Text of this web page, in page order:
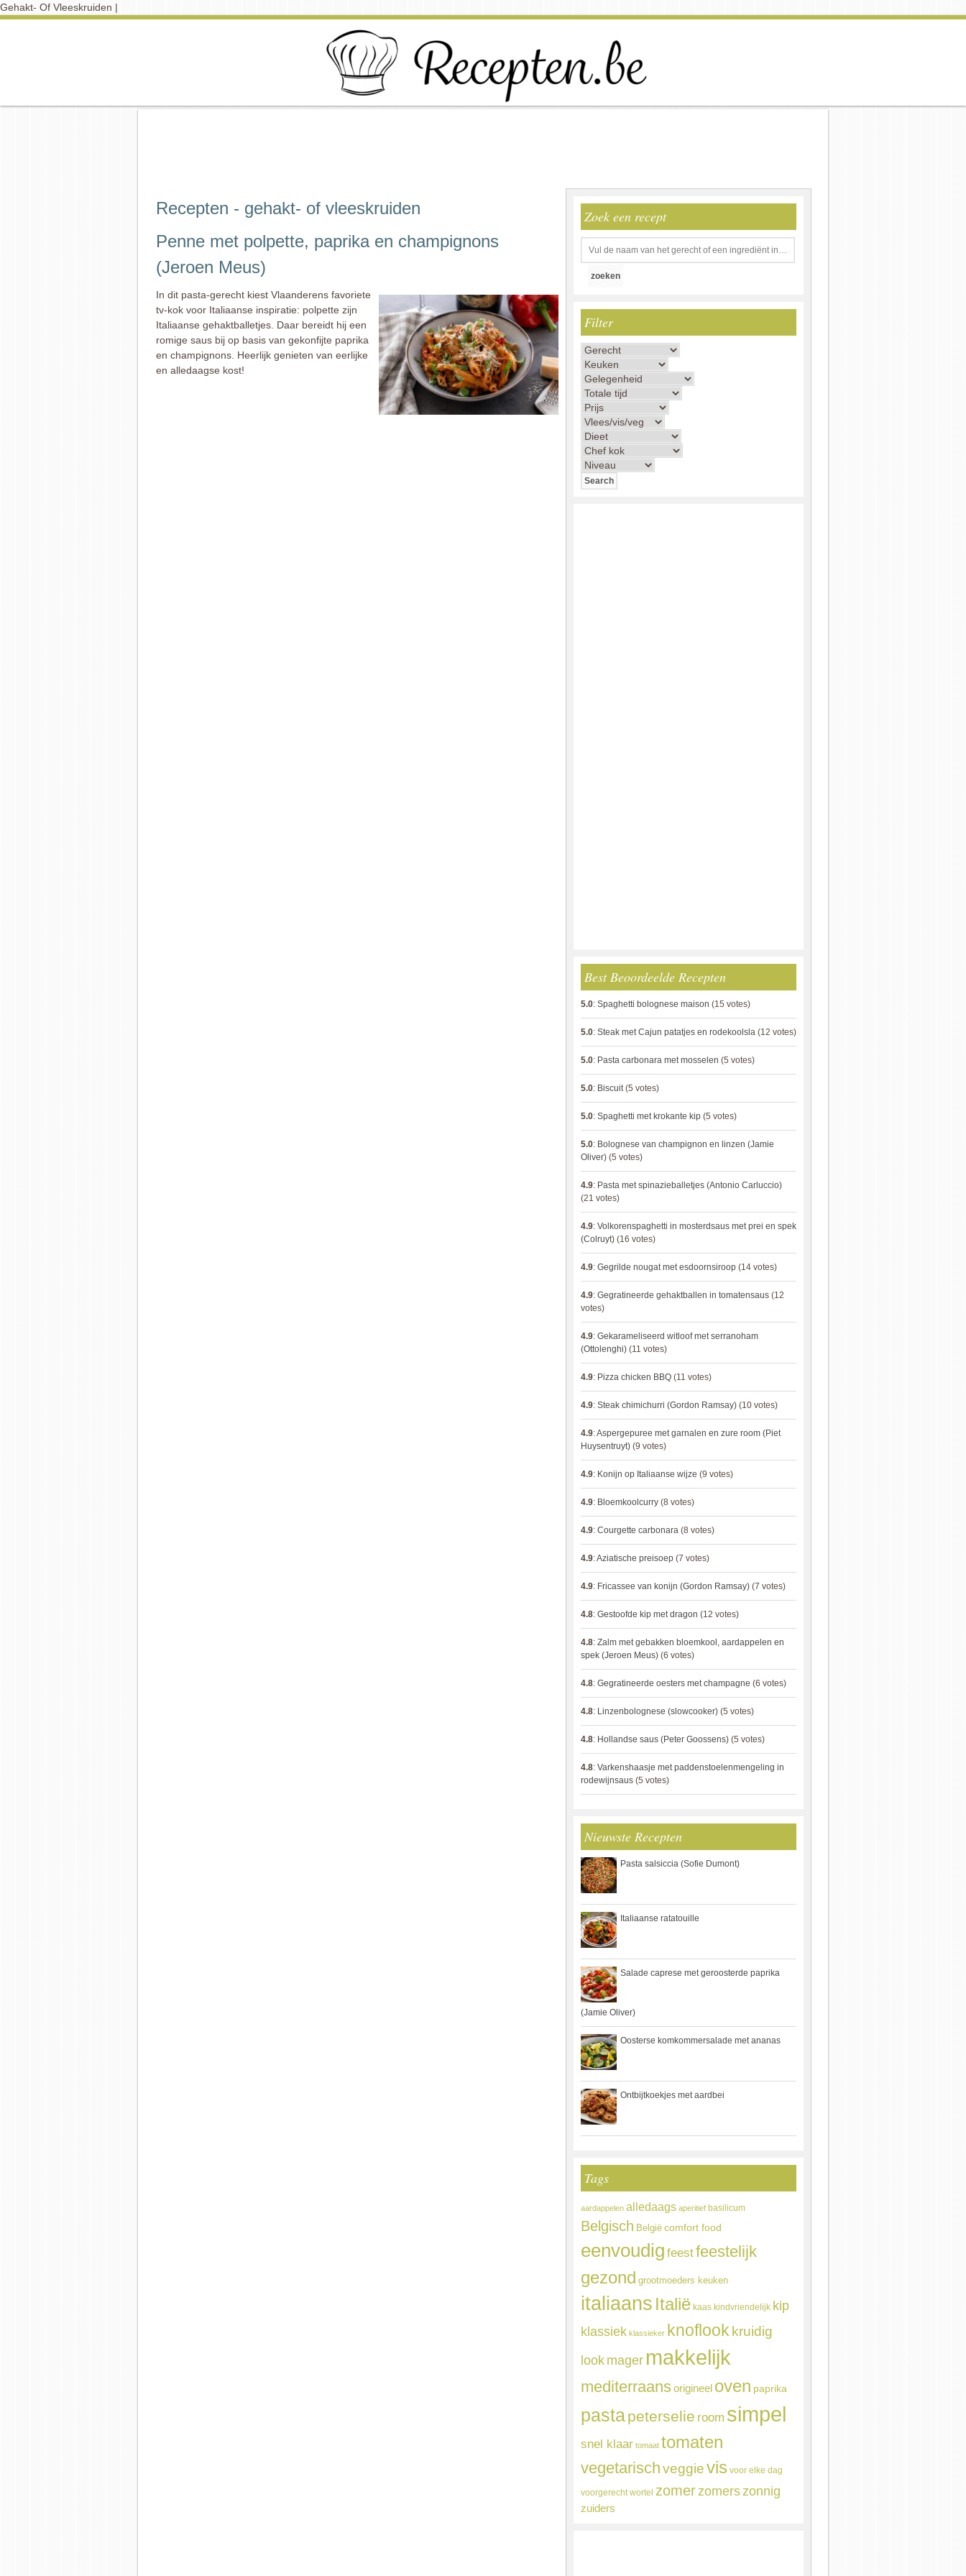
Gehakt- Of Vleeskruiden |
Recepten - gehakt- of vleeskruiden
Penne met polpette, paprika en champignons
(Jeroen Meus)
In dit pasta-gerecht kiest Vlaanderens favoriete
tv-kok voor Italiaanse inspiratie: polpette zijn
Italiaanse gehaktballetjes. Daar bereidt hij een
romige saus bij op basis van gekonfijte paprika
en champignons. Heerlijk genieten van eerlijke
en alledaagse kost!
Zoek een recept
Filter
Best Beoordeelde Recepten
5.0: Spaghetti bolognese maison (15 votes)
5.0: Steak met Cajun patatjes en rodekoolsla (12 votes)
5.0: Pasta carbonara met mosselen (5 votes)
5.0: Biscuit(5 votes)
5.0: Spaghetti met krokante kip (5 votes)
5.0: Bolognese van champignon en linzen (Jamie
Oliver) (5 votes)
4.9: Pasta met spinazieballetjes (Antonio Carluccio)
(21 votes)
4.9: Volkorenspaghetti in mosterdsaus met prei en spek
(Colruyt) (16 votes)
4.9: Gegrilde nougat met esdoornsiroop (14 votes)
4.9: Gegratineerde gehaktballen in tomatensaus (12
votes)
4.9: Gekarameliseerd witloof met serranoham
(Ottolenghi) (11 votes)
4.9: Pizza chicken BBQ (11 votes)
4.9: Steak chimichurri (Gordon Ramsay) (10 votes)
4.9:Aspergepuree met garnalen en zure room (Piet
Huysentruyt) (9 votes)
4.9: Konijn op Italiaanse wijze (9 votes)
4.9: Bloemkoolcurry (8 votes)
4.9: Courgette carbonara (8 votes)
4.9:Aziatische preisoep (7 votes)
4.9: Fricassee van konijn (Gordon Ramsay) (7 votes)
4.8: Gestoofde kip met dragon (12 votes)
4.8: Zalm met gebakken bloemkool, aardappelen en
spek (Jeroen Meus) (6 votes)
4.8: Gegratineerde oesters met champagne (6 votes)
4.8: Linzenbolognese (slowcooker) (5 votes)
4.8: Hollandse saus (Peter Goossens) (5 votes)
4.8: Varkenshaasje met paddenstoelenmengeling in
rodewijnsaus (5 votes)
Nieuwste Recepten
Pasta salsiccia (Sofie Dumont)
Italiaanse ratatouille
Salade caprese met geroosterde paprika
(Jamie Oliver)
Oosterse komkommersalade met ananas
Ontbijtkoekjes met aardbei
Tags
aardappelen alledaags aperitief basilicum
Belgisch België comfort food
eenvoudig feestfeestelijk
gezond grootmoeders keuken
italiaans Italië kaas kindvriendelijk kip
klassiek klassieker knoflook kruidig
look mager makkelijk
mediterraansorigineel oven paprika
pastapeterselie room simpel
snel klaar tomaat tomaten
vegetarischveggievis voor elke dag
voorgerecht wortel zomerzomerszonnig
zuiders